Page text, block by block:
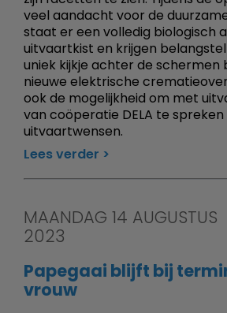
veel aandacht voor de
staat er een volledig biologisch
uitvaartkist en krijgen
uniek kijkje achter de schermen
nieuwe elektrische
ook de mogelijkheid om met
van coöperatie DELA te
uitvaartwensen.
Lees verder
MAANDAG 14 AUGUSTUS
2023
Papegaai blijft bij
vrouw